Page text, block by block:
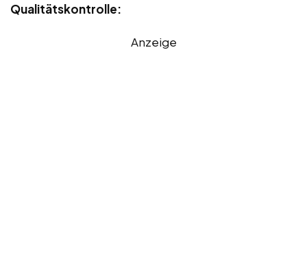
Qualitätskontrolle:
Anzeige